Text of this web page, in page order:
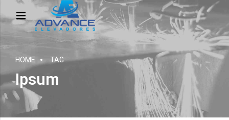
HOME TAG
Ipsum